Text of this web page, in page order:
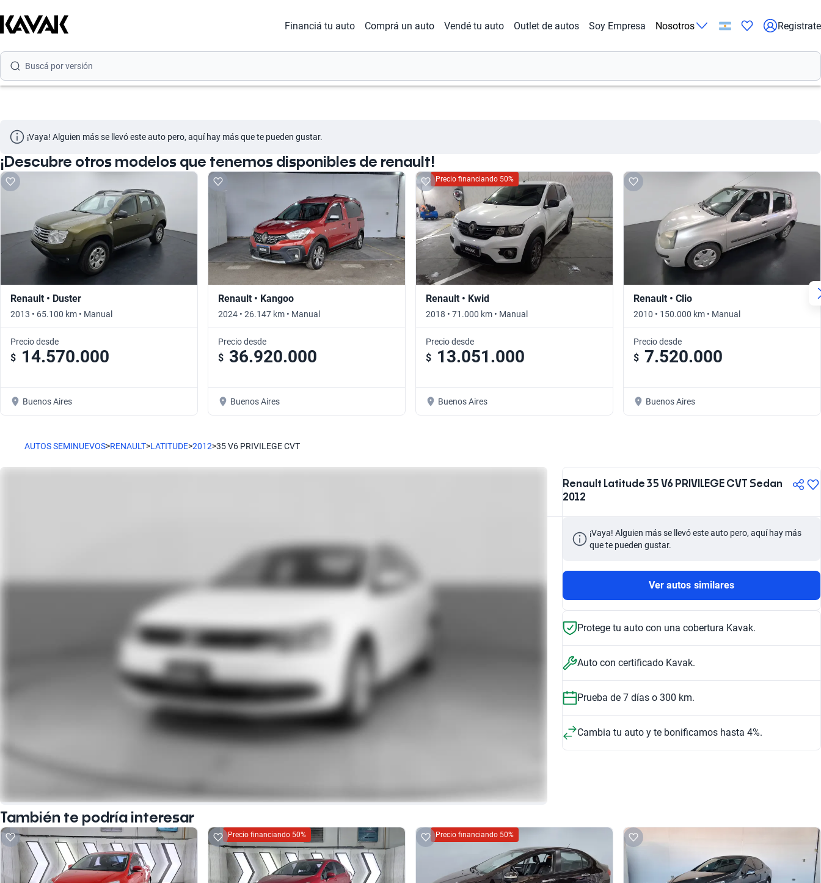
Financiá tu auto Comprá un auto Vendé tu auto Outlet de autos Soy Empresa Nosotros Registrate
Buscá por versión
Buscá por versión
¡Vaya! Alguien más se llevó este auto pero, aquí hay más que te pueden gustar.
¡Descubre otros modelos que tenemos disponibles de renault!
Renault • Duster
2013 • 65.100 km • Manual
Precio desde
$ 14.570.000
Buenos Aires
Renault • Kangoo
2024 • 26.147 km • Manual
Precio desde
$ 36.920.000
Buenos Aires
Precio financiando 50%
Renault • Kwid
2018 • 71.000 km • Manual
Precio desde
$ 13.051.000
Buenos Aires
Renault • Clio
2010 • 150.000 km • Manual
Precio desde
$ 7.520.000
Buenos Aires
AUTOS SEMINUEVOS>RENAULT>LATITUDE>2012>35 V6 PRIVILEGE CVT
Renault Latitude 35 V6 PRIVILEGE CVT Sedan
2012
¡Vaya! Alguien más se llevó este auto pero, aquí hay más
que te pueden gustar.
Ver autos similares
Protege tu auto con una cobertura Kavak.
Auto con certificado Kavak.
Prueba de 7 días o 300 km.
Cambia tu auto y te bonificamos hasta 4%.
También te podría interesar
Precio financiando 50% Precio financiando 50%